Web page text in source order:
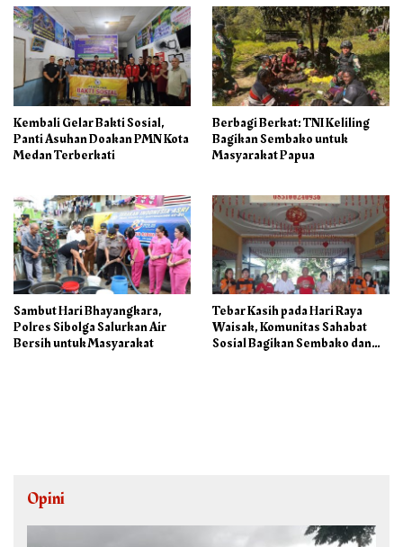
Kembali Gelar Bakti Sosial,
Panti Asuhan Doakan PMN Kota
Medan Terberkati
Berbagi Berkat: TNI Keliling
Bagikan Sembako untuk
Masyarakat Papua
Sambut Hari Bhayangkara,
Polres Sibolga Salurkan Air
Bersih untuk Masyarakat
Tebar Kasih pada Hari Raya
Waisak, Komunitas Sahabat
Sosial Bagikan Sembako dan
Opini